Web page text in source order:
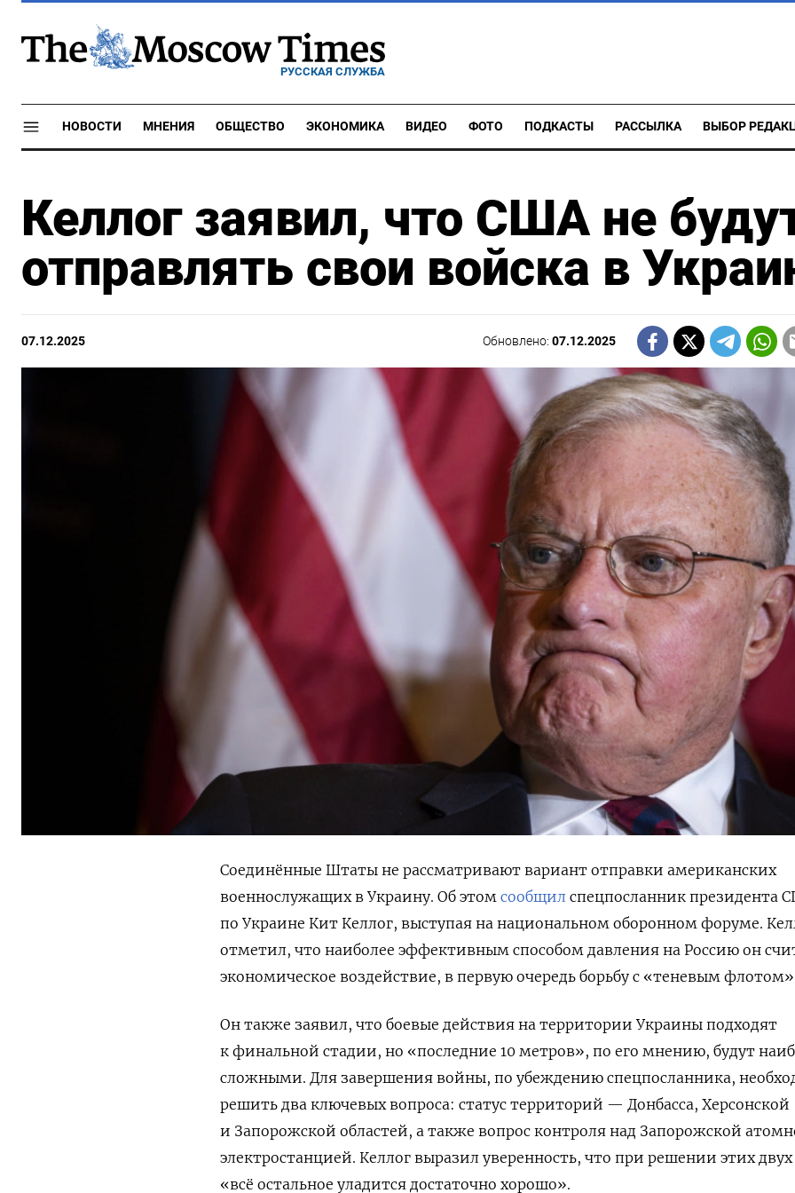
РУССКАЯ СЛУЖБА
НОВОСТИ МНЕНИЯ ОБЩЕСТВО ЭКОНОМИКА ВИДЕО ФОТО ПОДКАСТЫ РАССЫЛКА ВЫБОР
Келлог заявил, что США не
отправлять свои войска в
07.12.2025 Обновлено:07.12.2025
Соединённые Штаты не рассматривают вариант отправки американских
военнослужащих в Украину. Об этом сообщил спецпосланник президента
по Украине Кит Келлог, выступая на национальном оборонном форуме.
отметил, что наиболее эффективным способом давления на Россию он
экономическое воздействие, в первую очередь борьбу с «теневым
Он также заявил, что боевые действия на территории Украины подходят
к финальной стадии, но «последние 10 метров», по его мнению, будут
сложными. Для завершения войны, по убеждению спецпосланника,
решить два ключевых вопроса: статус территорий — Донбасса, Херсонской
и Запорожской областей, а также вопрос контроля над Запорожской
электростанцией. Келлог выразил уверенность, что при решении этих
«всё остальное уладится достаточно хорошо».